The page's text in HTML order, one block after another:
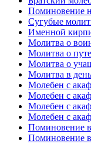
Поминовение
Сугубые
Именной
Молитва о
Молитва о
Молитва о
Молитва в
Молебен с
Молебен с
Молебен с
Молебен с
Поминовение
Поминовение в